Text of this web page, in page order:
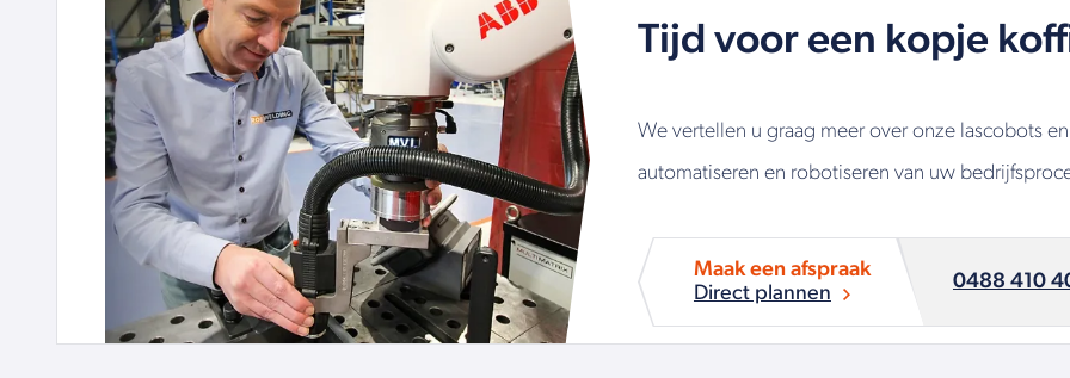
Tijd voor een kopje
We vertellen u graag meer over onze lascobots
automatiseren en robotiseren van uw
Maak een afspraak
Direct plannen
0488 410